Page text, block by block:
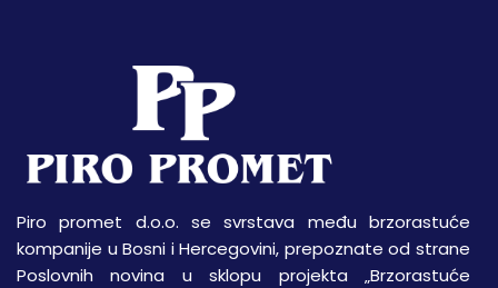
Piro promet d.o.o. se svrstava među brzorastuće
kompanije u Bosni i Hercegovini, prepoznate od strane
Poslovnih novina u sklopu projekta „Brzorastuće